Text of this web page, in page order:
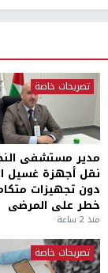
تصريحات خاصة
مدير مستشفى
نقل أجهزة غسيل
دون تجهيزات
خطر على المرضى
منذ 2 ساعة
تصريحات خاصة